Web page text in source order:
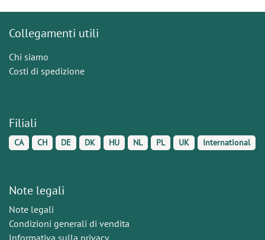
Collegamenti utili
Chi siamo
Costi di spedizione
Filiali
CA CH DE DK HU NL PL UK International
Note legali
Note legali
Condizioni generali di vendita
Informativa sulla privacy